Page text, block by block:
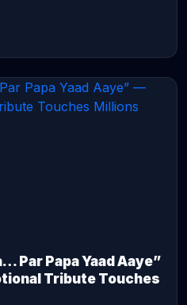
Par Papa Yaad Aaye”
Tribute Touches